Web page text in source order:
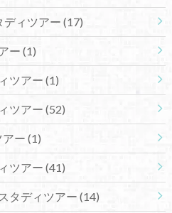
ディツアー (17)
ー (1)
ツアー (1)
ツアー (52)
ー (1)
ツアー (41)
タディツアー (14)